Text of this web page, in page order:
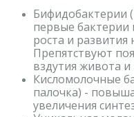
Бифидобактерии
первые
роста и
Препятствуют
вздутия живота
Кисломолочные
палочка) -
увеличения